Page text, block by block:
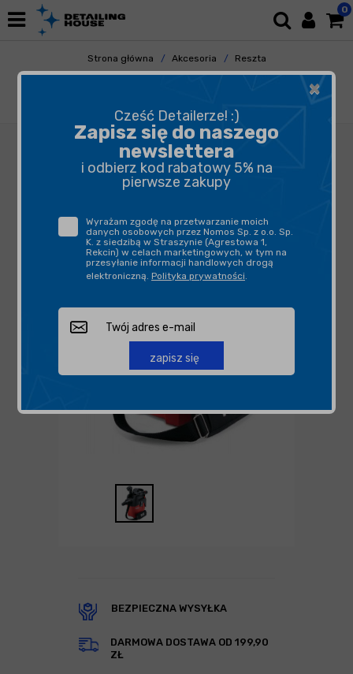
0
Strona główna Akcesoria
Reszta
Odkurzacze/odkurzacze piorące/akcesoria
BEZPIECZNA WYSYŁKA
DARMOWA DOSTAWA OD 199,90
ZŁ
×
Cześć Detailerze! :)
Zapisz się do naszego
newslettera
i odbierz kod rabatowy 5% na
pierwsze zakupy
Wyrażam zgodę na przetwarzanie moich
danych osobowych przez Nomos Sp. z o.o. Sp.
K. z siedzibą w Straszynie (Agrestowa 1,
Rekcin) w celach marketingowych, w tym na
przesyłanie informacji handlowych drogą
elektroniczną. Polityka prywatności.
zapisz się